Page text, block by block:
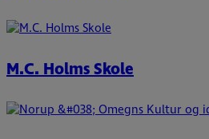
M.C. Holms Skole